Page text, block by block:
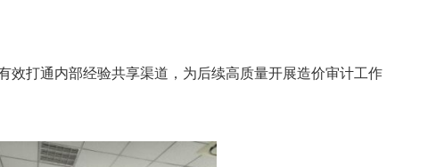
效打通内部经验共享渠道，为后续高质量开展造价审计工作